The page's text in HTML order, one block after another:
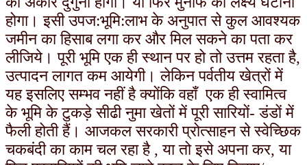
होगा। इसी उपज:भूमि:लाभ के अनुपात से कुल आवश्यक
जमीन का हिसाब लगा कर और मिल सकने का पता कर
लीजिये।पूरी भूमि एक ही स्थान पर हो तो उत्तम रहता है,
उत्पादन लागत कम आयेगी। लेकिन पर्वतीय खेत्रों में
यह इसलिए सम्भव नहीं है क्योंकि वहाँ एक ही स्वामित्व
के भूमि के टुकड़े सीढी नुमा खेतों में पूरी सारियों- डंडों में
फैली होती हैं। आजकल सरकारी प्रोत्साहन से स्वेच्छिक
चकबंदी का काम चल रहा है , या तो इसे अपना कर, या